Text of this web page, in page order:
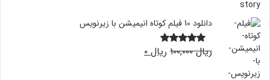
دانلود 10 فیلم کوتاه انیمیشن با زیرنویس
نمره4.50
ریال۱۰۰,۰۰۰
قیمت
ریال۰